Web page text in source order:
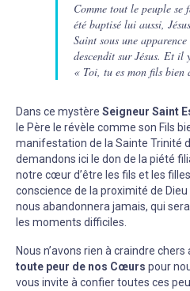
Comme tout le peuple
été baptisé lui aussi,
Saint sous une
descendit sur Jésus. Et
« Toi, tu es mon fils
Dans ce mystère Seigneur Saint
le Père le révèle comme son Fils
manifestation de la Sainte Trinité
demandons ici le don de la piété
notre cœur d’être les fils et les
conscience de la proximité de
nous abandonnera jamais, qui
les moments difficiles.
Nous n’avons rien à craindre
toute peur de nos Cœurs pour
vous invite à confier toutes ces